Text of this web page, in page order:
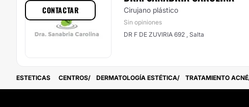
Cirujano plástico
Sin opiniones
DR F DE ZUVIRIA 692 , Salta
CONTACTAR
ESTETICAS CENTROS DERMATOLOGÍA ESTÉTICA TRATAMIENTO ACNÉ